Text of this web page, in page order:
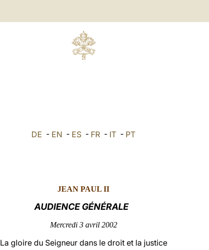
DE - EN - ES - FR - IT - PT
JEAN PAUL II
AUDIENCE GÉNÉRALE
Mercredi 3 avril 2002
La gloire du Seigneur dans le droit et la justice